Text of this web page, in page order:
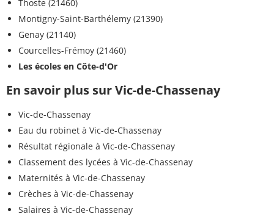
Thoste (21460)
Montigny-Saint-Barthélemy (21390)
Genay (21140)
Courcelles-Frémoy (21460)
Les écoles en Côte-d'Or
En savoir plus sur Vic-de-Chassenay
Vic-de-Chassenay
Eau du robinet à Vic-de-Chassenay
Résultat régionale à Vic-de-Chassenay
Classement des lycées à Vic-de-Chassenay
Maternités à Vic-de-Chassenay
Crèches à Vic-de-Chassenay
Salaires à Vic-de-Chassenay